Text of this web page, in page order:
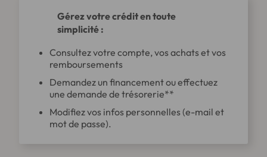
Gérez votre crédit en toute
simplicité :
Consultez votre compte, vos achats et vos
remboursements
Demandez un financement ou effectuez
une demande de trésorerie**
Modifiez vos infos personnelles (e-mail et
mot de passe).